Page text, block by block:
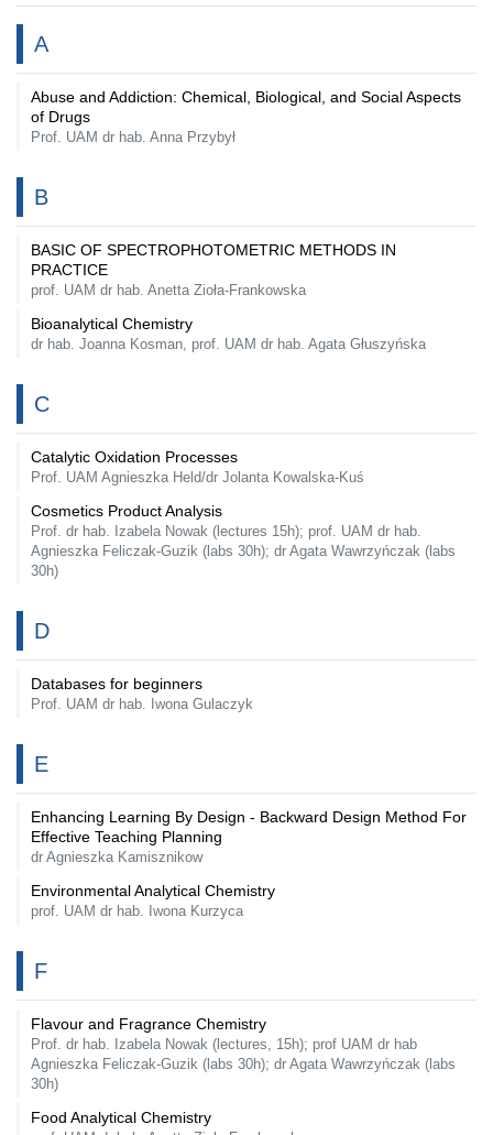
A
Abuse and Addiction: Chemical, Biological, and Social Aspects
of Drugs
Prof. UAM dr hab. Anna Przybył
B
BASIC OF SPECTROPHOTOMETRIC METHODS IN
PRACTICE
prof. UAM dr hab. Anetta Zioła-Frankowska
Bioanalytical Chemistry
dr hab. Joanna Kosman, prof. UAM dr hab. Agata Głuszyńska
C
Catalytic Oxidation Processes
Prof. UAM Agnieszka Held/dr Jolanta Kowalska-Kuś
Cosmetics Product Analysis
Prof. dr hab. Izabela Nowak (lectures 15h); prof. UAM dr hab.
Agnieszka Feliczak-Guzik (labs 30h); dr Agata Wawrzyńczak (labs
30h)
D
Databases for beginners
Prof. UAM dr hab. Iwona Gulaczyk
E
Enhancing Learning By Design - Backward Design Method For
Effective Teaching Planning
dr Agnieszka Kamisznikow
Environmental Analytical Chemistry
prof. UAM dr hab. Iwona Kurzyca
F
Flavour and Fragrance Chemistry
Prof. dr hab. Izabela Nowak (lectures, 15h); prof UAM dr hab
Agnieszka Feliczak-Guzik (labs 30h); dr Agata Wawrzyńczak (labs
30h)
Food Analytical Chemistry